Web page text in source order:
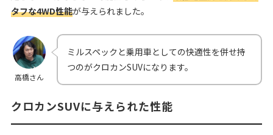
タフな4WD性能が与えられました。
高橋さん
ミルスペックと乗用車としての快適性を併せ持
つのがクロカンSUVになります。
クロカンSUVに与えられた性能